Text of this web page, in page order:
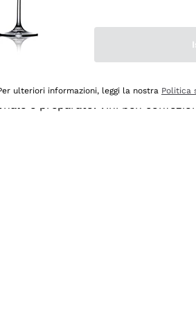
e preparato. Vini ben
ulteriori informazioni, leggi la nostra Politica